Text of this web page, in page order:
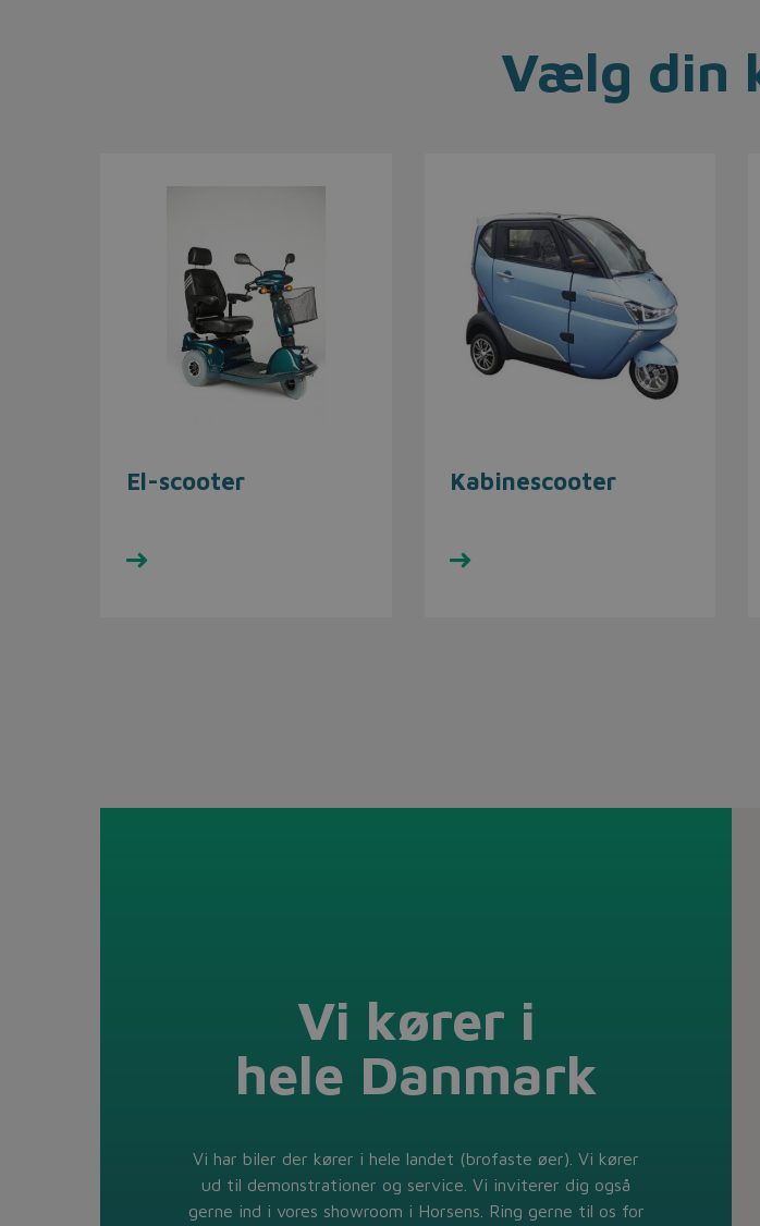
Vælg din
El-scooter
Se udvalget her
Kabinescooter
Se udvalget her
Vi kører i
hele Danmark
Vi har biler der kører i hele landet (brofaste øer). Vi kører
ud til demonstrationer og service. Vi inviterer dig også
gerne ind i vores showroom i Horsens. Ring gerne til os for